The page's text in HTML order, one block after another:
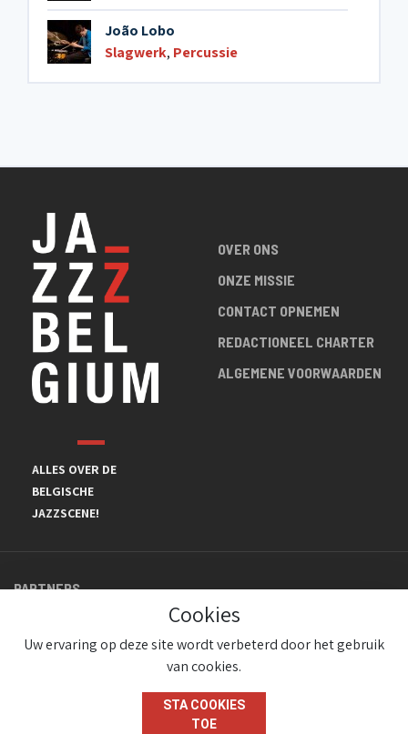
João Lobo
Slagwerk, Percussie
ALLES OVER DE
BELGISCHE
JAZZSCENE!
OVER ONS
ONZE MISSIE
CONTACT OPNEMEN
REDACTIONEEL CHARTER
ALGEMENE VOORWAARDEN
PARTNERS
Cookies
Uw ervaring op deze site wordt verbeterd door het gebruik
van cookies.
STA COOKIES
TOE